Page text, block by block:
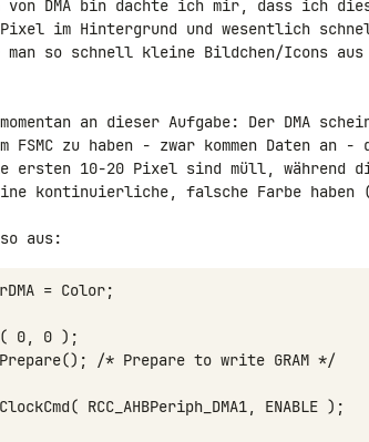
DMA bin dachte ich mir, dass ich
im Hintergrund und wesentlich
so schnell kleine Bildchen/Icons aus
an dieser Aufgabe: Der DMA
FSMC zu haben - zwar kommen Daten an
ersten 10-20 Pixel sind müll, während
kontinuierliche, falsche Farbe